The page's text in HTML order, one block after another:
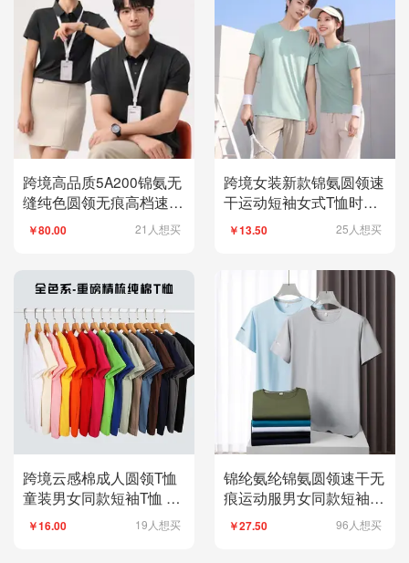
跨境高品质5A200锦氨无
缝纯色圆领无痕高档速干
冰爽丝男装短袖高级场合
男式休闲衣服 舒适透气
￥80.00 21人想买
跨境女装新款锦氨圆领速
干运动短袖女式T恤时尚
休闲衣服舒适透气夏季必
￥13.50 25人想买
跨境云感棉成人圆领T恤
童装男女同款短袖T恤 韩
版成人服装 T恤新款 简约
￥16.00 19人想买
锦纶氨纶锦氨圆领速干无
痕运动服男女同款短袖T
恤 广告衫男式休闲衣服
文化衫广告衫T恤 舒适透
￥27.50 96人想买